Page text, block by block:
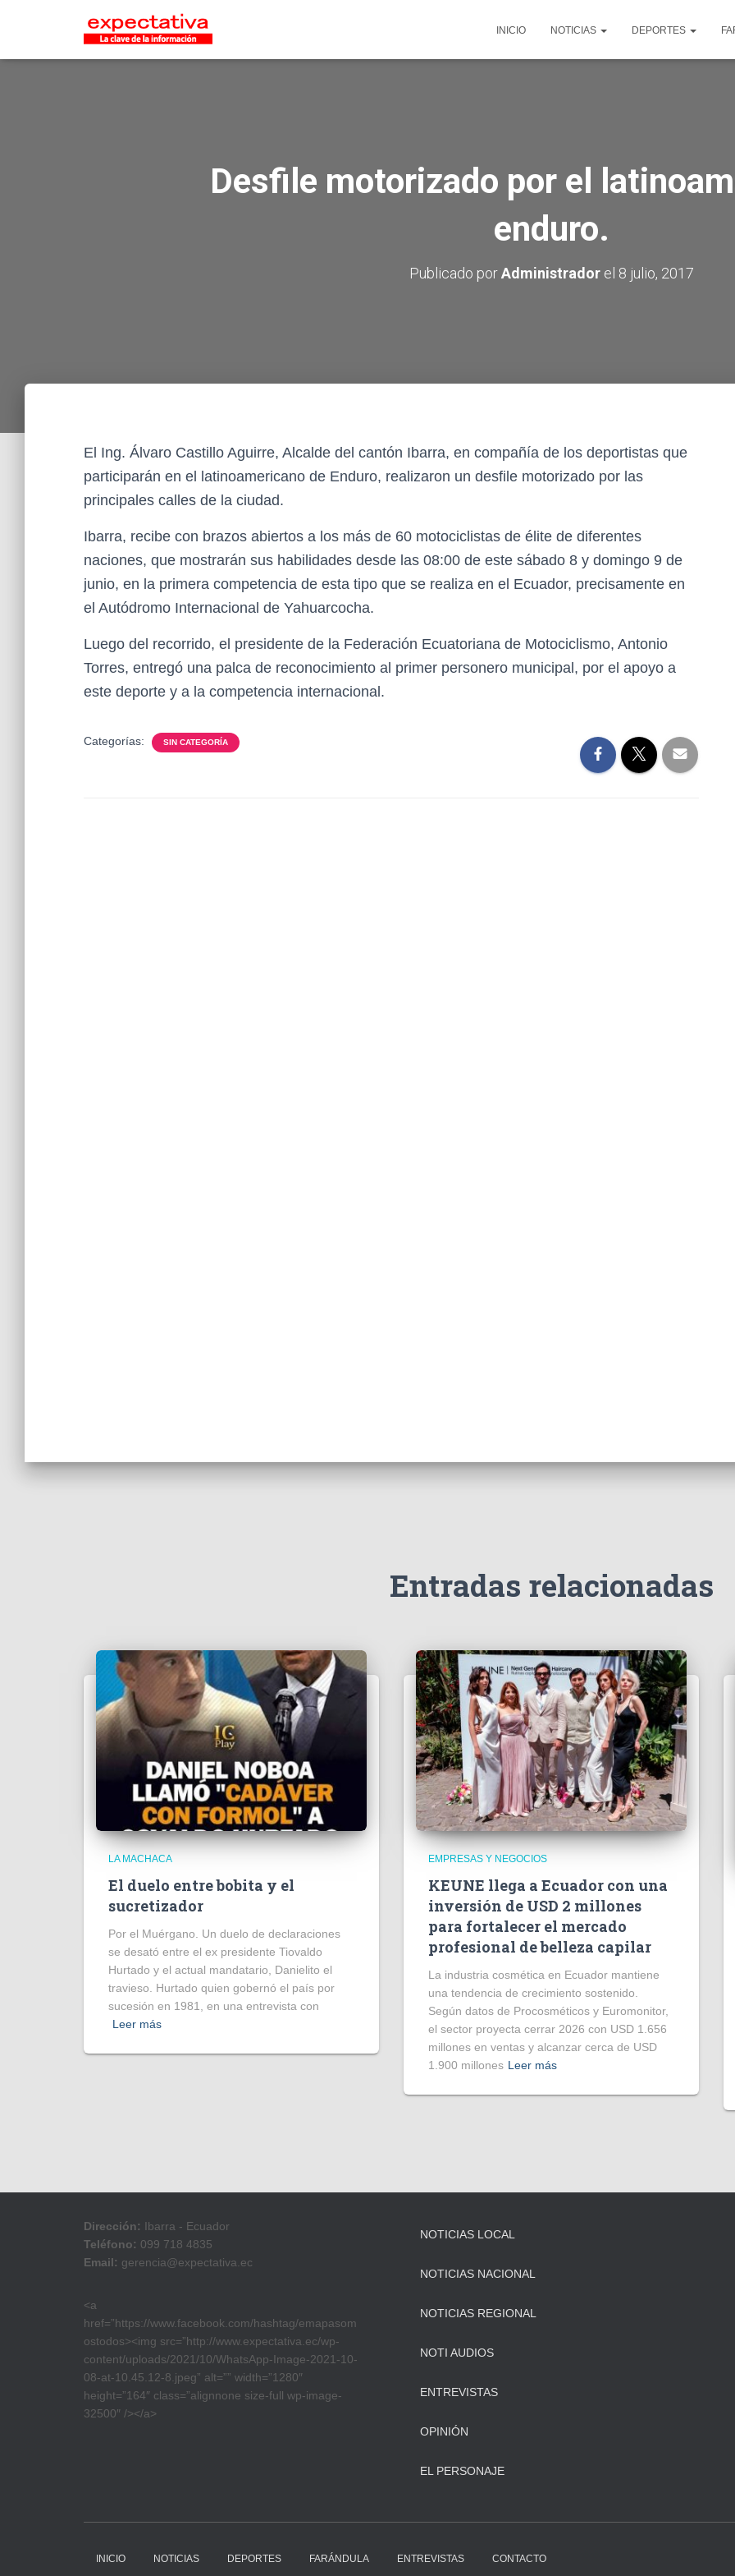
INICIO NOTICIAS DEPORTES
Desfile motorizado por el
enduro.
Publicado porAdministradorel 8 julio, 2017
El Ing. Álvaro Castillo Aguirre, Alcalde del cantón Ibarra, en compañía de los deportistas que
participarán en el latinoamericano de Enduro, realizaron un desfile motorizado por las
principales calles de la ciudad.
Ibarra, recibe con brazos abiertos a los más de 60 motociclistas de élite de diferentes
naciones, que mostrarán sus habilidades desde las 08:00 de este sábado 8 y domingo 9 de
junio, en la primera competencia de esta tipo que se realiza en el Ecuador, precisamente en
el Autódromo Internacional de Yahuarcocha.
Luego del recorrido, el presidente de la Federación Ecuatoriana de Motociclismo, Antonio
Torres, entregó una palca de reconocimiento al primer personero municipal, por el apoyo a
este deporte y a la competencia internacional.
Categorías: SIN CATEGORÍA
Entradas relacionadas
LA MACHACA
El duelo entre bobita y el
sucretizador
Por el Muérgano. Un duelo de declaraciones
se desató entre el ex presidente Tiovaldo
Hurtado y el actual mandatario, Danielito el
travieso. Hurtado quien gobernó el país por
sucesión en 1981, en una entrevista con
Leer más
EMPRESAS Y NEGOCIOS
KEUNE llega a Ecuador con una
inversión de USD 2 millones
para fortalecer el mercado
profesional de belleza capilar
La industria cosmética en Ecuador mantiene
una tendencia de crecimiento sostenido.
Según datos de Procosméticos y Euromonitor,
el sector proyecta cerrar 2026 con USD 1.656
millones en ventas y alcanzar cerca de USD
1.900 millones Leer más
Dirección: Ibarra - Ecuador
Teléfono: 099 718 4835
Email: gerencia@expectativa.ec
<a
href=”https://www.facebook.com/hashtag/emapasom
ostodos><img src=”http://www.expectativa.ec/wp-
content/uploads/2021/10/WhatsApp-Image-2021-10-
08-at-10.45.12-8.jpeg” alt=”” width=”1280″
height=”164″ class=”alignnone size-full wp-image-
32500″ /></a>
NOTICIAS LOCAL
NOTICIAS NACIONAL
NOTICIAS REGIONAL
NOTI AUDIOS
ENTREVISTAS
OPINIÓN
EL PERSONAJE
INICIO NOTICIAS DEPORTES FARÁNDULA ENTREVISTAS CONTACTO